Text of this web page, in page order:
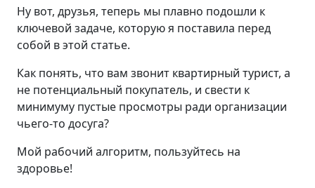
Ну вот, друзья, теперь мы плавно подошли к
ключевой задаче, которую я поставила перед
собой в этой статье.
Как понять, что вам звонит квартирный турист, а
не потенциальный покупатель, и свести к
минимуму пустые просмотры ради организации
чьего-то досуга?
Мой рабочий алгоритм, пользуйтесь на
здоровье!